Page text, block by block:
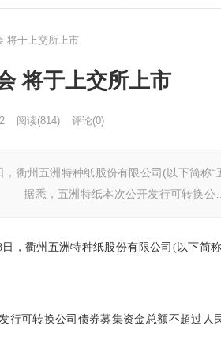
将于上交所上市
将于上交所上市
阅读(814) 评论(0)
州五洲特种纸股份有限公司(以下简称“
据悉，五洲特纸本次公开发行可转换公…
衢州五洲特种纸股份有限公司(以下简称
可转换公司债券募集资金总额不超过人